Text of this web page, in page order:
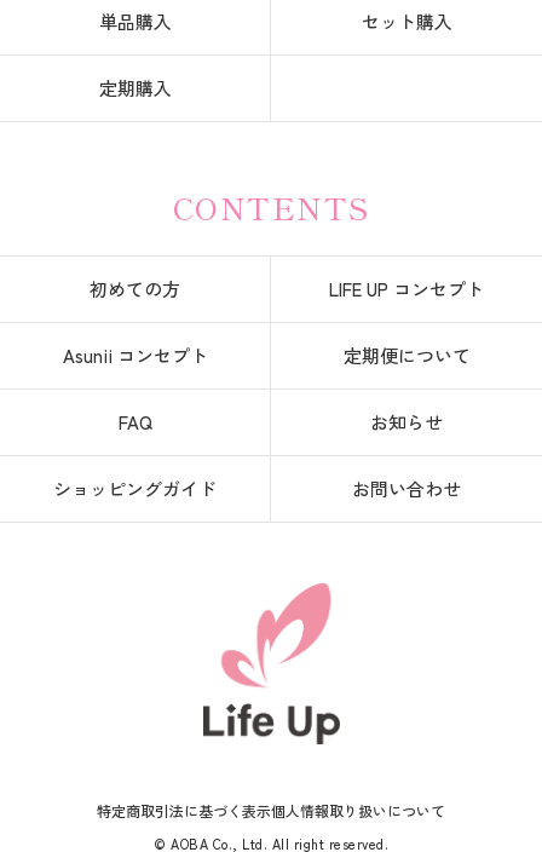
単品購入 セット購入
定期購入
CONTENTS
初めての方 LIFE UP コンセプト
Asunii コンセプト 定期便について
FAQ お知らせ
ショッピングガイド お問い合わせ
特定商取引法に基づく表示個人情報取り扱いについて
© AOBA Co., Ltd. All right reserved.